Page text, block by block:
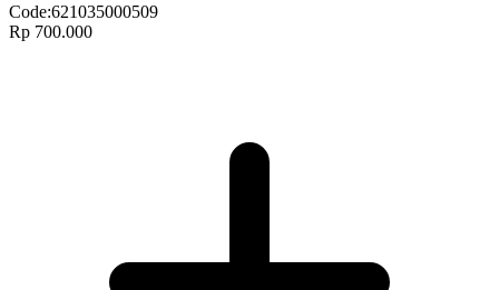
Code:621035000509
Rp 700.000